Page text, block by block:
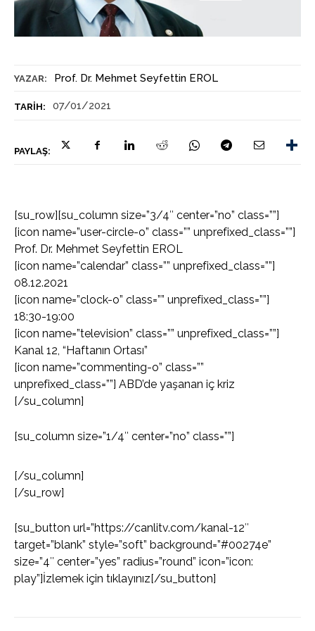
YAZAR: Prof. Dr. Mehmet Seyfettin EROL
TARIH: 07/01/2021
PAYLAŞ:
[su_row][su_column size=”3/4″ center=”no” class=””]
[icon name=”user-circle-o” class=”” unprefixed_class=””]
Prof. Dr. Mehmet Seyfettin EROL
[icon name=”calendar” class=”” unprefixed_class=””]
08.12.2021
[icon name=”clock-o” class=”” unprefixed_class=””]
18:30-19:00
[icon name=”television” class=”” unprefixed_class=””]
Kanal 12, “Haftanın Ortası”
[icon name=”commenting-o” class=””
unprefixed_class=””] ABD’de yaşanan iç kriz
[/su_column]
[su_column size=”1/4″ center=”no” class=””]
[/su_column]
[/su_row]
[su_button url=”https://canlitv.com/kanal-12″
target=”blank” style=”soft” background=”#00274e”
size=”4″ center=”yes” radius=”round” icon=”icon:
play”]İzlemek için tıklayınız[/su_button]